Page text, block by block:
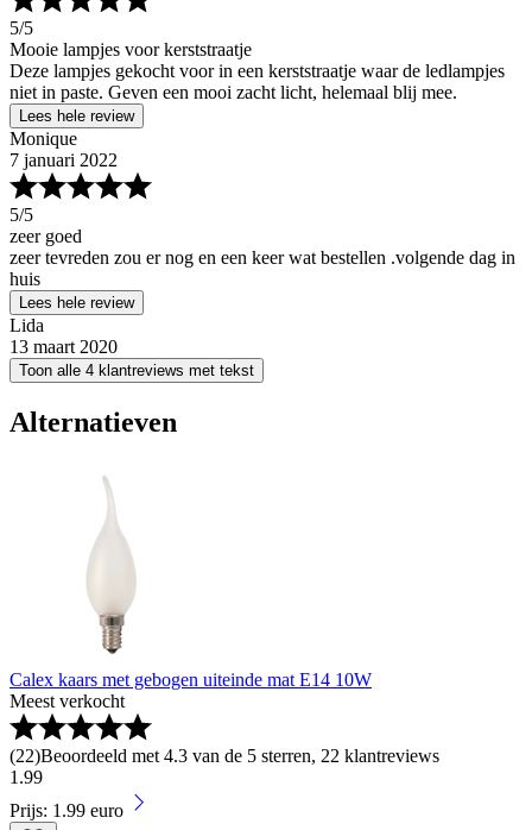
5/5
Mooie lampjes voor kerststraatje
Deze lampjes gekocht voor in een kerststraatje waar de ledlampjes
niet in paste. Geven een mooi zacht licht, helemaal blij mee.
Lees hele review
Monique
7 januari 2022
5/5
zeer goed
zeer tevreden zou er nog en een keer wat bestellen .volgende dag in
huis
Lees hele review
Lida
13 maart 2020
Toon alle 4 klantreviews met tekst
Alternatieven
Calex kaars met gebogen uiteinde mat E14 10W
Meest verkocht
(22)Beoordeeld met 4.3 van de 5 sterren, 22 klantreviews
1 .99
Prijs: 1.99 euro